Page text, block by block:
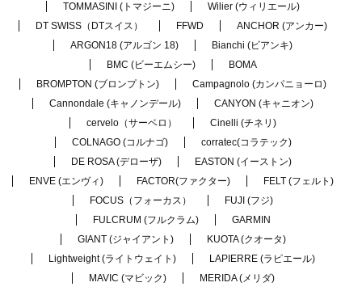
TOMMASINI (トマジーニ)
Wilier (ウィリエール)
DT SWISS（DTスイス）
FFWD
ANCHOR (アンカー)
ARGON18 (アルゴン 18)
Bianchi (ビアンキ)
BMC (ビーエムシー)
BOMA
BROMPTON (ブロンプトン)
Campagnolo (カンパニョーロ)
Cannondale (キャノンデール)
CANYON (キャニオン)
cervelo（サーベロ）
Cinelli (チネリ)
COLNAGO (コルナゴ)
corratec(コラテック)
DE ROSA (デローザ)
EASTON (イーストン)
ENVE (エンヴィ)
FACTOR(ファクター)
FELT (フェルト)
FOCUS（フォーカス）
FUJI (フジ)
FULCRUM (フルクラム)
GARMIN
GIANT (ジャイアント)
KUOTA (クオータ)
Lightweight (ライトウェイト)
LAPIERRE (ラピエール)
MAVIC (マビック)
MERIDA (メリダ)